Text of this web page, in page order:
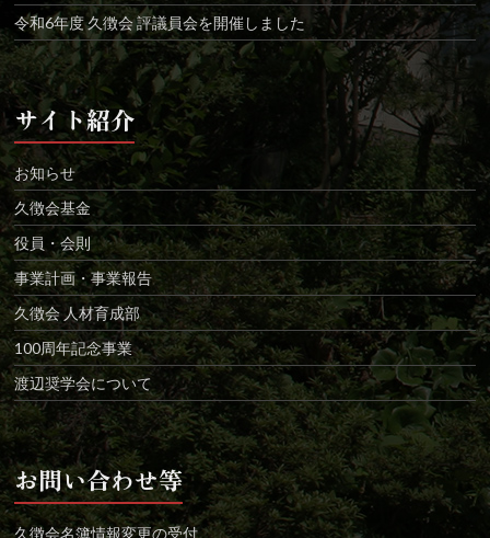
令和6年度 久徴会 評議員会を開催しました
サイト紹介
お知らせ
久徴会基金
役員・会則
事業計画・事業報告
久徴会 人材育成部
100周年記念事業
渡辺奨学会について
お問い合わせ等
久徴会名簿情報変更の受付